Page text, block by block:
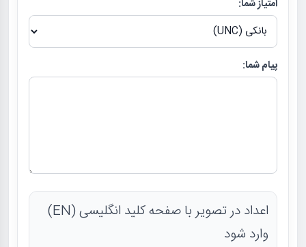
امتیاز شما:
پیام شما:
اعداد در تصویر با صفحه کلید انگلیسی (EN)
وارد شود